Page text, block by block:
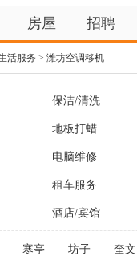
房屋 招聘
活服务 > 潍坊空调移机
保洁/清洗
地板打蜡
电脑维修
租车服务
酒店/宾馆
寒亭 坊子 奎文